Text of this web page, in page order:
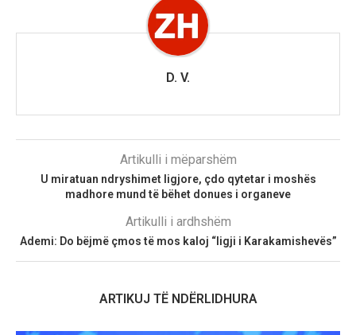
D. V.
Artikulli i mëparshëm
U miratuan ndryshimet ligjore, çdo qytetar i moshës
madhore mund të bëhet donues i organeve
Artikulli i ardhshëm
Ademi: Do bëjmë çmos të mos kaloj “ligji i Karakamishevës”
ARTIKUJ TË NDËRLIDHURA